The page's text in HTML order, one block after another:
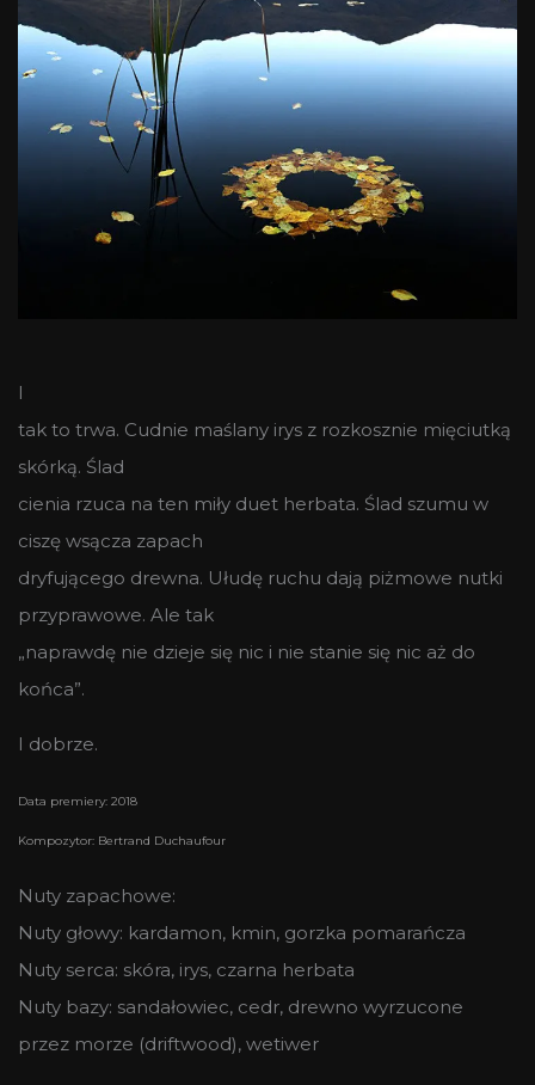
I
tak to trwa. Cudnie maślany irys z rozkosznie mięciutką
skórką. Ślad
cienia rzuca na ten miły duet herbata. Ślad szumu w
ciszę wsącza zapach
dryfującego drewna. Ułudę ruchu dają piżmowe nutki
przyprawowe. Ale tak
„naprawdę nie dzieje się nic i nie stanie się nic aż do
końca”.
I dobrze.
Data premiery: 2018
Kompozytor: Bertrand Duchaufour
Nuty zapachowe:
Nuty głowy: kardamon, kmin, gorzka pomarańcza
Nuty serca: skóra, irys, czarna herbata
Nuty bazy: sandałowiec, cedr, drewno wyrzucone
przez morze (driftwood), wetiwer